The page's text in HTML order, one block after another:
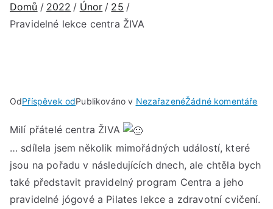
Domů 2022 Únor
25
Pravidelné lekce centra ŽIVA
OdPříspěvek odPublikováno v NezařazenéŽádné komentářeu
Milí přátelé centra ŽIVA
… sdílela jsem několik mimořádných událostí, které
jsou na pořadu v následujících dnech, ale chtěla bych
také představit pravidelný program Centra a jeho
pravidelné jógové a Pilates lekce a zdravotní cvičení.